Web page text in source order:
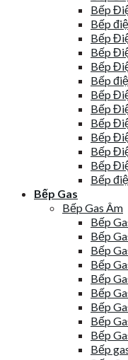
Bếp
Bếp
Bếp
Bếp
Bếp
Bếp
Bếp
Bếp
Bếp
Bếp
Bếp
Bếp
Bếp
Bếp Gas
Bếp Gas Âm
Bếp
Bếp
Bếp
Bếp
Bếp
Bếp
Bếp
Bếp
Bếp
Bếp